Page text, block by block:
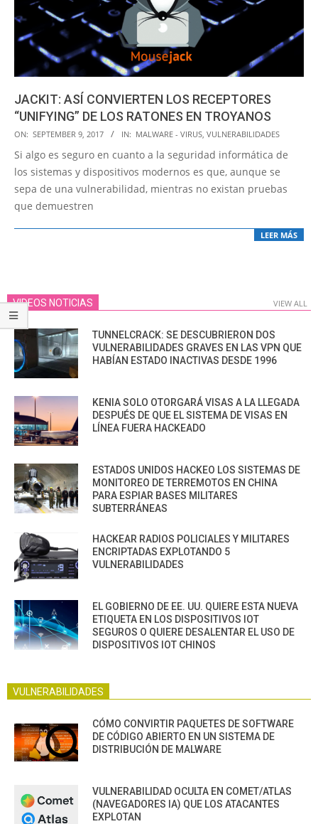
JACKIT: ASÍ CONVIERTEN LOS RECEPTORES
“UNIFYING” DE LOS RATONES EN TROYANOS
2017-
09-
09
ON: SEPTEMBER 9, 2017 IN: MALWARE - VIRUS VULNERABILIDADES
Si algo es seguro en cuanto a la seguridad informática de
los sistemas y dispositivos modernos es que, aunque se
sepa de una vulnerabilidad, mientras no existan pruebas
que demuestren
LEER MÁS
VIDEOS NOTICIAS VIEW ALL
TUNNELCRACK: SE DESCUBRIERON DOS
VULNERABILIDADES GRAVES EN LAS VPN QUE
HABÍAN ESTADO INACTIVAS DESDE 1996
KENIA SOLO OTORGARÁ VISAS A LA LLEGADA
DESPUÉS DE QUE EL SISTEMA DE VISAS EN
LÍNEA FUERA HACKEADO
ESTADOS UNIDOS HACKEO LOS SISTEMAS DE
MONITOREO DE TERREMOTOS EN CHINA
PARA ESPIAR BASES MILITARES
SUBTERRÁNEAS
HACKEAR RADIOS POLICIALES Y MILITARES
ENCRIPTADAS EXPLOTANDO 5
VULNERABILIDADES
EL GOBIERNO DE EE. UU. QUIERE ESTA NUEVA
ETIQUETA EN LOS DISPOSITIVOS IOT
SEGUROS O QUIERE DESALENTAR EL USO DE
DISPOSITIVOS IOT CHINOS
VULNERABILIDADES
CÓMO CONVIRTIR PAQUETES DE SOFTWARE
DE CÓDIGO ABIERTO EN UN SISTEMA DE
DISTRIBUCIÓN DE MALWARE
VULNERABILIDAD OCULTA EN COMET/ATLAS
(NAVEGADORES IA) QUE LOS ATACANTES
EXPLOTAN